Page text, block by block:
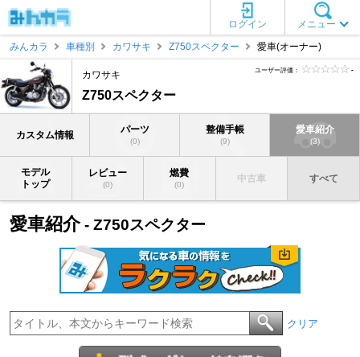
メニュー
ログイン
みんカラ
車種別 カワサキ Z750スペクター 愛車(オーナー)
カワサキ
Z750スペクター
ユーザー評価： -
カスタム情報 パーツ
(0)
整備手帳
(9)
愛車紹介
(3)
モデル
トップ
レビュー
(0)
燃費
(0)
中古車 すべて
愛車紹介- Z750スペクター
クリア